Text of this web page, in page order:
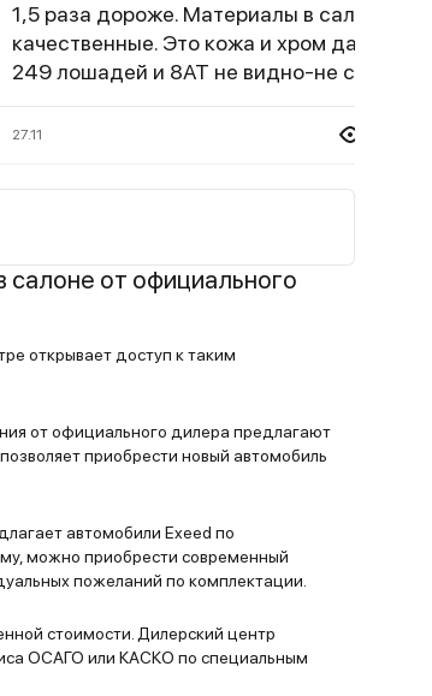
1,5 раза дороже. Материалы в салоне
качественные. Это кожа и хром даже на
249 лошадей и 8АТ не видно-не
маневрирует, резво стартует на
ливня. Веся перепачкалась, но вывезла.
при постоянных пробках просто
Зимний пакет с удаленным запуском
27.11
от официального
открывает доступ к таким
от официального дилера предлагают
приобрести новый автомобиль
автомобили Exeed по
можно приобрести современный
пожеланий по комплектации.
стоимости. Дилерский центр
ОСАГО или КАСКО по специальным